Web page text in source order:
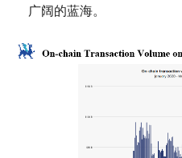
广阔的蓝海。